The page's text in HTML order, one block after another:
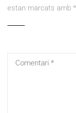
estan marcats amb *